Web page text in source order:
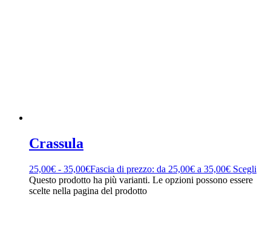
Crassula
25,00€ - 35,00€Fascia di prezzo: da 25,00€ a 35,00€ Scegli
Questo prodotto ha più varianti. Le opzioni possono essere
scelte nella pagina del prodotto